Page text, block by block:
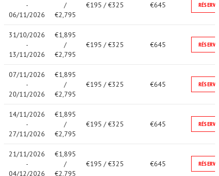
-
06/11/2026
/
€2,795
€195 / €325 €645
31/10/2026
-
13/11/2026
€1,895
/
€2,795
€195 / €325 €645
07/11/2026
-
20/11/2026
€1,895
/
€2,795
€195 / €325 €645
14/11/2026
-
27/11/2026
€1,895
/
€2,795
€195 / €325 €645
21/11/2026
-
04/12/2026
€1,895
/
€2,795
€195 / €325 €645